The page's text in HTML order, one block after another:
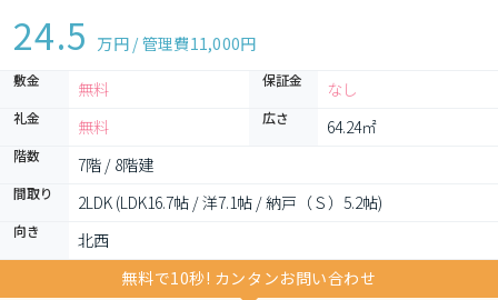
24.5 万円 / 管理費11,000円
敷金 無料 保証金 なし
礼金 無料 広さ 64.24㎡
階数 7階 / 8階建
間取り 2LDK (LDK16.7帖 / 洋7.1帖 / 納戸（Ｓ）5.2帖)
向き
北西
無料で10秒! カンタンお問い合わせ